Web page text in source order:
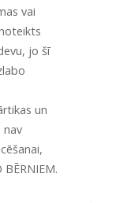
vai
jo šī
un
nav